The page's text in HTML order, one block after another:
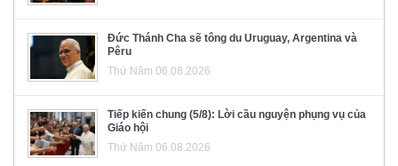
Đức Thánh Cha sẽ tông du Uruguay, Argentina và
Pêru
Thứ Năm 06.08.2026
Tiếp kiến chung (5/8): Lời cầu nguyện phụng vụ của
Giáo hội
Thứ Năm 06.08.2026